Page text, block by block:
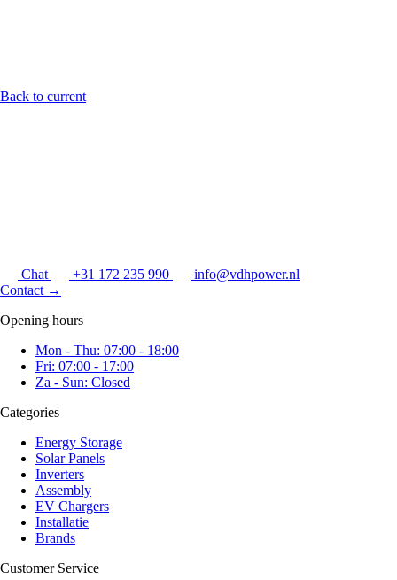
Back to current
Chat +31 172 235 990
info@vdhpower.nl
Contact →
Opening hours
Mon - Thu: 07:00 - 18:00
Fri: 07:00 - 17:00
Za - Sun: Closed
Categories
Energy Storage
Solar Panels
Inverters
Assembly
EV Chargers
Installatie
Brands
Customer Service